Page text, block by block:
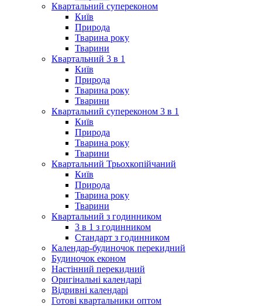
Квартальний супереконом
Київ
Природа
Тварина року
Тварини
Квартальний 3 в 1
Київ
Природа
Тварина року
Тварини
Квартальний супереконом 3 в 1
Київ
Природа
Тварина року
Тварини
Квартальний Трьохкопійчаний
Київ
Природа
Тварина року
Тварини
Квартальний з годинником
3 в 1 з годинником
Стандарт з годинником
Календар-будиночок перекидний
Будиночок економ
Настінний перекидний
Оригінальні календарі
Відривні календарі
Готові квартальники оптом